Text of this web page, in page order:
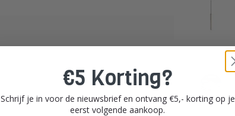
€5 Korting?
Schrijf je in voor de nieuwsbrief en ontvang €5,- korting op je
eerst volgende aankoop.